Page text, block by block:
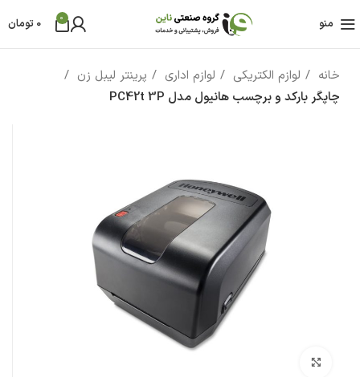
منو 0
0 تومان
خانه لوازم الکتریکی لوازم اداری
پرینتر لیبل زن
چاپگر بارکد و برچسب هانیول مدل PC42t 3P